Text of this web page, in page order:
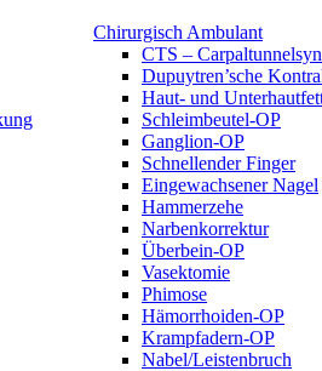
Chirurgisch Ambulant
CTS –
Dupuytren’sche
Haut- und
Schleimbeutel-OP
Ganglion-OP
Schnellender Finger
Eingewachsener Nagel
Hammerzehe
Narbenkorrektur
Überbein-OP
Vasektomie
Phimose
Hämorrhoiden-OP
Krampfadern-OP
Nabel/Leistenbruch